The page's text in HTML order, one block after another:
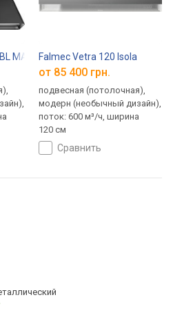
MAT/F/120Falmec Vetra 120 Isola
от 85 400 грн.
подвесная (потолочная),
модерн (необычный дизайн),
поток: 600 м³/ч, ширина
120 см
сравнить